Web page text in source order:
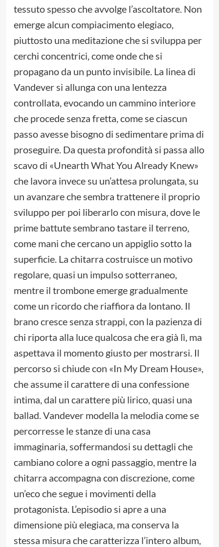
tessuto spesso che avvolge l’ascoltatore. Non
emerge alcun compiacimento elegiaco,
piuttosto una meditazione che si sviluppa per
cerchi concentrici, come onde che si
propagano da un punto invisibile. La linea di
Vandever si allunga con una lentezza
controllata, evocando un cammino interiore
che procede senza fretta, come se ciascun
passo avesse bisogno di sedimentare prima di
proseguire. Da questa profondità si passa allo
scavo di «Unearth What You Already Knew»
che lavora invece su un’attesa prolungata, su
un avanzare che sembra trattenere il proprio
sviluppo per poi liberarlo con misura, dove le
prime battute sembrano tastare il terreno,
come mani che cercano un appiglio sotto la
superficie. La chitarra costruisce un motivo
regolare, quasi un impulso sotterraneo,
mentre il trombone emerge gradualmente
come un ricordo che riaffiora da lontano. Il
brano cresce senza strappi, con la pazienza di
chi riporta alla luce qualcosa che era già lì, ma
aspettava il momento giusto per mostrarsi. Il
percorso si chiude con «In My Dream House»,
che assume il carattere di una confessione
intima, dal un carattere più lirico, quasi una
ballad. Vandever modella la melodia come se
percorresse le stanze di una casa
immaginaria, soffermandosi su dettagli che
cambiano colore a ogni passaggio, mentre la
chitarra accompagna con discrezione, come
un’eco che segue i movimenti della
protagonista. L’episodio si apre a una
dimensione più elegiaca, ma conserva la
stessa misura che caratterizza l’intero album,